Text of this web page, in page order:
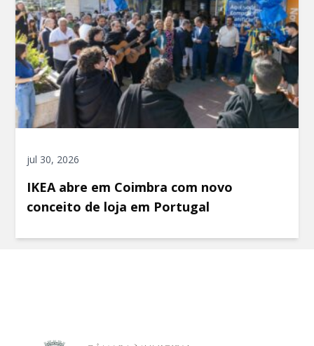
jul 30, 2026
IKEA abre em Coimbra com novo
conceito de loja em Portugal